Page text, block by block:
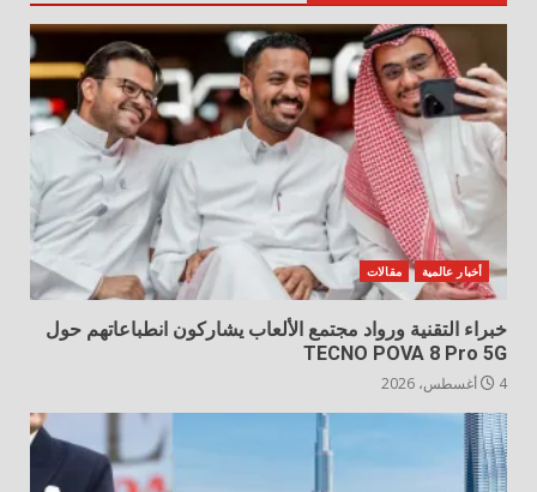
أخبار عالمية مقالات
خبراء التقنية ورواد مجتمع الألعاب يشاركون انطباعاتهم حول
TECNO POVA 8 Pro 5G
4 أغسطس، 2026